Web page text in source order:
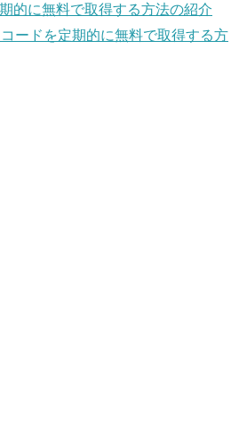
的に無料で取得する方法の紹介
ードを定期的に無料で取得する方